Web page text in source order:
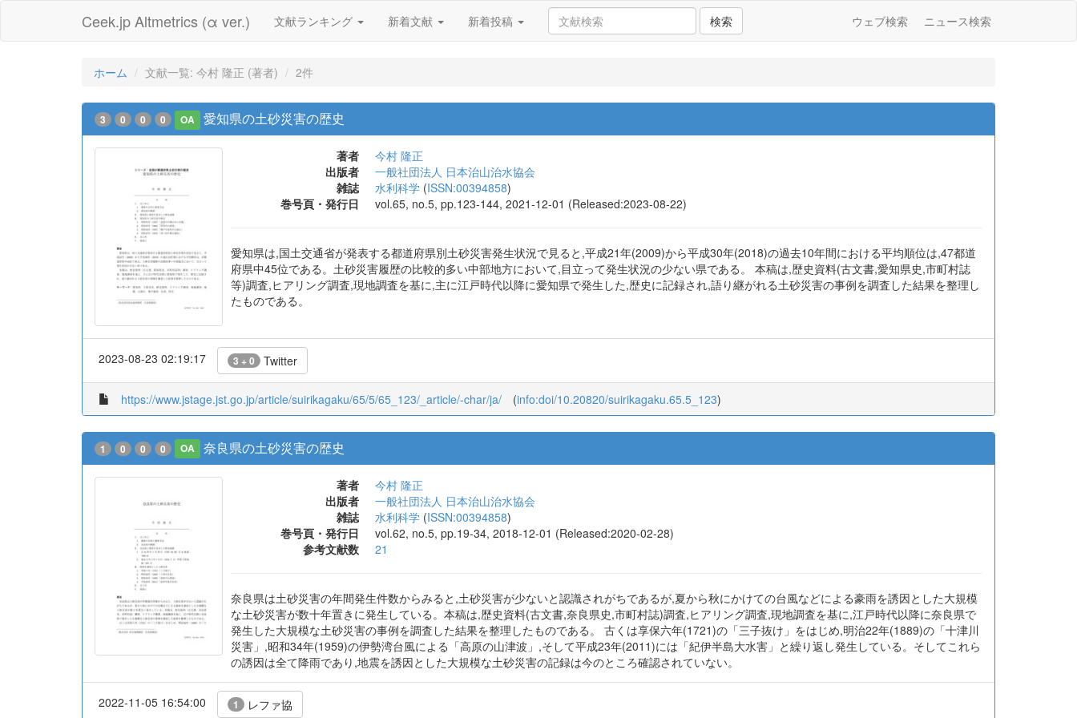
Ceek.jp Altmetrics (α ver.) 文献ランキング 新着文献 新着投稿 検索 ウェブ検索 ニュース検索
ホーム 文献一覧: 今村 隆正 (著者) 2件
3 0 0 0 OA 愛知県の土砂災害の歴史
著者
今村 隆正
出版者
一般社団法人 日本治山治水協会
雑誌
水利科学 (ISSN:00394858)
巻号頁・発行日
vol.65, no.5, pp.123-144, 2021-12-01 (Released:2023-08-22)
愛知県は,国土交通省が発表する都道府県別土砂災害発生状況で見ると,平成21年(2009)から平成30年(2018)の過去10年間における平均順位は,47都道
府県中45位である。土砂災害履歴の比較的多い中部地方において,目立って発生状況の少ない県である。 本稿は,歴史資料(古文書,愛知県史,市町村誌
等)調査,ヒアリング調査,現地調査を基に,主に江戸時代以降に愛知県で発生した,歴史に記録され,語り継がれる土砂災害の事例を調査した結果を整理し
たものである。
2023-08-23 02:19:17 3 + 0 Twitter
https://www.jstage.jst.go.jp/article/suirikagaku/65/5/65_123/_article/-char/ja/ (info:doi/10.20820/suirikagaku.65.5_123)
1 0 0 0 OA 奈良県の土砂災害の歴史
著者
今村 隆正
出版者
一般社団法人 日本治山治水協会
雑誌
水利科学 (ISSN:00394858)
巻号頁・発行日
vol.62, no.5, pp.19-34, 2018-12-01 (Released:2020-02-28)
参考文献数
21
奈良県は土砂災害の年間発生件数からみると,土砂災害が少ないと認識されがちであるが,夏から秋にかけての台風などによる豪雨を誘因とした大規模
な土砂災害が数十年置きに発生している。本稿は,歴史資料(古文書,奈良県史,市町村誌)調査,ヒアリング調査,現地調査を基に,江戸時代以降に奈良県で
発生した大規模な土砂災害の事例を調査した結果を整理したものである。 古くは享保六年(1721)の「三子抜け」をはじめ,明治22年(1889)の「十津川
災害」,昭和34年(1959)の伊勢湾台風による「高原の山津波」,そして平成23年(2011)には「紀伊半島大水害」と繰り返し発生している。そしてこれら
の誘因は全て降雨であり,地震を誘因とした大規模な土砂災害の記録は今のところ確認されていない。
2022-11-05 16:54:00 1 レファ協